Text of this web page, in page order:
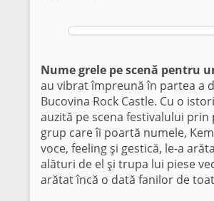
Nume grele pe scenă pentru
au vibrat împreună în partea a
Bucovina Rock Castle. Cu o
auzită pe scena festivalului
grup care îi poartă numele,
voce, feeling şi gestică, le-a
alături de el şi trupa lui piese
arătat încă o dată fanilor de